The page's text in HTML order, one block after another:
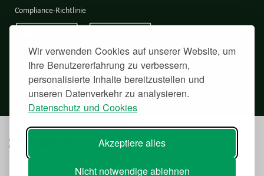
Wir verwenden Cookies auf unserer Website, um
Ihre Benutzererfahrung zu verbessern,
personalisierte Inhalte bereitzustellen und
unseren Datenverkehr zu analysieren.
Datenschutz und Cookies
Akzeptiere alles
Nicht notwendige ablehnen
Compliance-Richtlinie
Back to top